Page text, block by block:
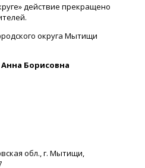
действие прекращено
округа Мытищи
Борисовна
обл., г. Мытищи,